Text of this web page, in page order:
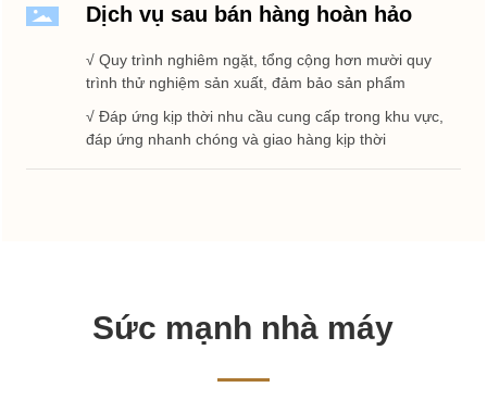
Dịch vụ sau bán hàng hoàn hảo
√ Quy trình nghiêm ngặt, tổng cộng hơn mười quy
trình thử nghiệm sản xuất, đảm bảo sản phẩm
√ Đáp ứng kịp thời nhu cầu cung cấp trong khu vực,
đáp ứng nhanh chóng và giao hàng kịp thời
Sức mạnh nhà máy